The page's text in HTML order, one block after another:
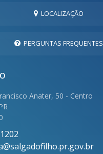
LOCALIZAÇÃO
PERGUNTAS FREQUENTES
Anater, 50 - Centro